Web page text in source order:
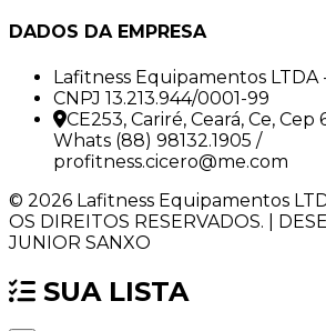
DADOS DA EMPRESA
Lafitness Equipamentos LTDA
CNPJ 13.213.944/0001-99
CE253, Cariré, Ceará, Ce, Cep
Whats (88) 98132.1905 /
profitness.cicero@me.com
© 2026 Lafitness Equipamentos
OS DIREITOS RESERVADOS. |
JUNIOR SANXO
SUA LISTA